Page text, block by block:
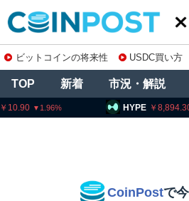
ビットコインの将来性 USDC買い方
TOP 新着 市況・解説
8,894.30 1.81
CoinPostで